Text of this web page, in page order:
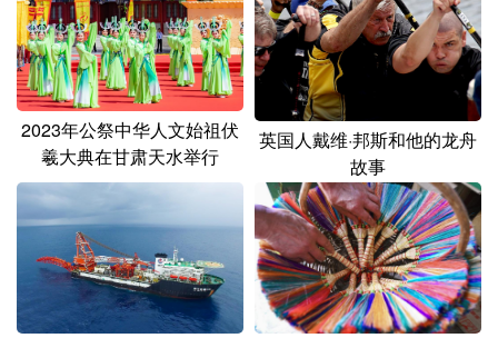
2023年公祭中华人文始祖伏
羲大典在甘肃天水举行
英国人戴维·邦斯和他的龙舟
故事